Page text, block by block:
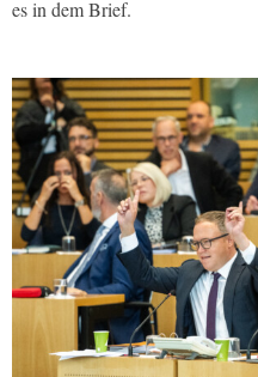
es in dem Brief.